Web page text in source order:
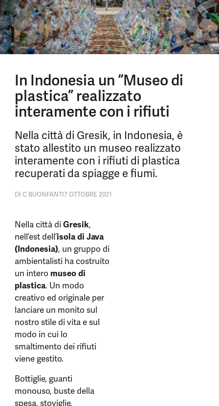
In Indonesia un “Museo di
plastica” realizzato
interamente con i rifiuti
Nella città di Gresik, in Indonesia, è
stato allestito un museo realizzato
interamente con i rifiuti di plastica
recuperati da spiagge e fiumi.
DI C BUONFANTI7 OTTOBRE 2021
Nella città diGresik,
nell’est dell’isola di Java
(Indonesia), un gruppo di
ambientalisti ha costruito
un intero museo di
plastica. Un modo
creativo ed originale per
lanciare un monito sul
nostro stile di vita e sul
modo in cui lo
smaltimento dei rifiuti
viene gestito.
Bottiglie, guanti
monouso, buste della
spesa, stoviglie,